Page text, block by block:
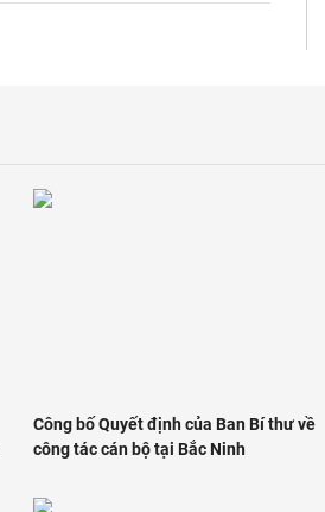
Công bố Quyết định của Ban Bí thư về
công tác cán bộ tại Bắc Ninh